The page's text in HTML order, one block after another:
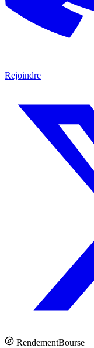
Rejoindre
RendementBourse